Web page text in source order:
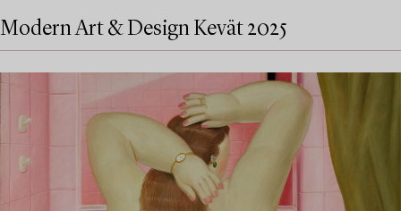
Modern Art & Design Kevät 2025